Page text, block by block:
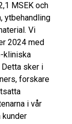
MSEK och
ytbehandling
Vi
2024 med
kliniska
Detta sker i
forskare
i vår
kunder